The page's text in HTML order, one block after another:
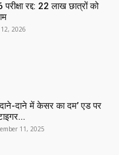
रद्द: 22 लाख छात्रों को
2026
दाने-दाने में केसर का दम’ एड पर
11, 2025